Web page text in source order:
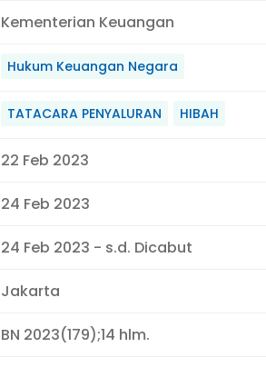
Kementerian Keuangan
Hukum Keuangan Negara
TATACARA PENYALURAN HIBAH
22 Feb 2023
24 Feb 2023
24 Feb 2023 - s.d. Dicabut
Jakarta
BN 2023(179);14 hlm.